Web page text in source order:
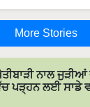
More Stories
ਨਾਲ
ਪੜ੍ਹਨ ਲਈ ਸਾਡੇ